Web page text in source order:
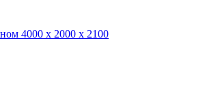
4000 х 2000 х 2100